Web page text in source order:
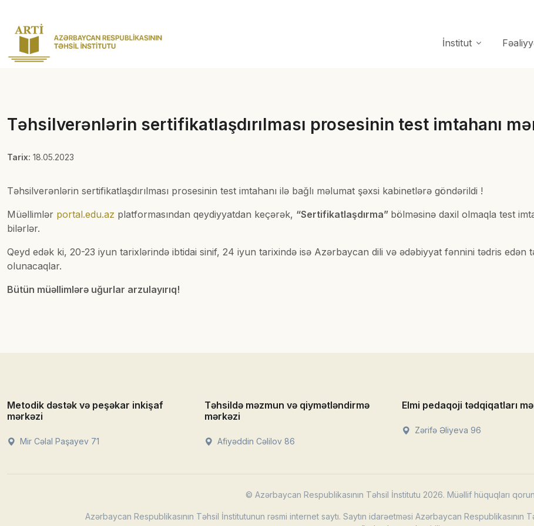
İnstitut
Təhsilverənlərin sertifikatlaşdırılması prosesinin test imtahanı
Tarix: 18.05.2023
Təhsilverənlərin sertifikatlaşdırılması prosesinin test imtahanı ilə bağlı məlumat şəxsi kabinetlərə göndərildi !
Müəllimlər portal.edu.az platformasından qeydiyyatdan keçərək, “Sertifikatlaşdırma” bölməsinə daxil olmaqla test
bilərlər.
Qeyd edək ki, 20-23 iyun tarixlərində ibtidai sinif, 24 iyun tarixində isə Azərbaycan dili və ədəbiyyat fənnini tədris edən
olunacaqlar.
Bütün müəllimlərə uğurlar arzulayırıq!
Metodik dəstək və peşəkar inkişaf
mərkəzi
Mir Cəlal Paşayev 71
Təhsildə məzmun və qiymətləndirmə
mərkəzi
Afiyəddin Cəlilov 86
Elmi pedaqoji tədqiqatları
Zərifə Əliyeva 96
© Azərbaycan Respublikasının Təhsil İnstitutu 2026. Müəllif hüquqları
Azərbaycan Respublikasının Təhsil İnstitutunun rəsmi internet saytı. Saytın idarəetməsi Azərbaycan Respublikasının